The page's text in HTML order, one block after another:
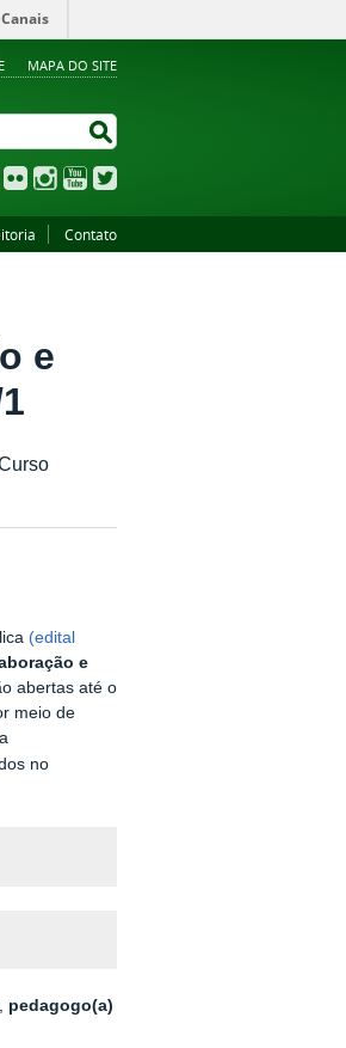
MAPA DO SITE
Canais
Facebook
Flickr InstagramYouTube
Contato
e
(edital
e
abertas até o
meio de
no
, pedagogo(a)